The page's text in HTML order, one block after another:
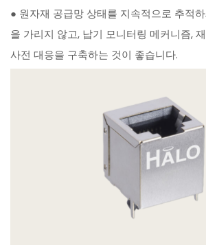
● 원자재 공급망 상태를 지속적으로 추적
을 가리지 않고, 납기 모니터링 메커니즘,
사전 대응을 구축하는 것이 좋습니다.